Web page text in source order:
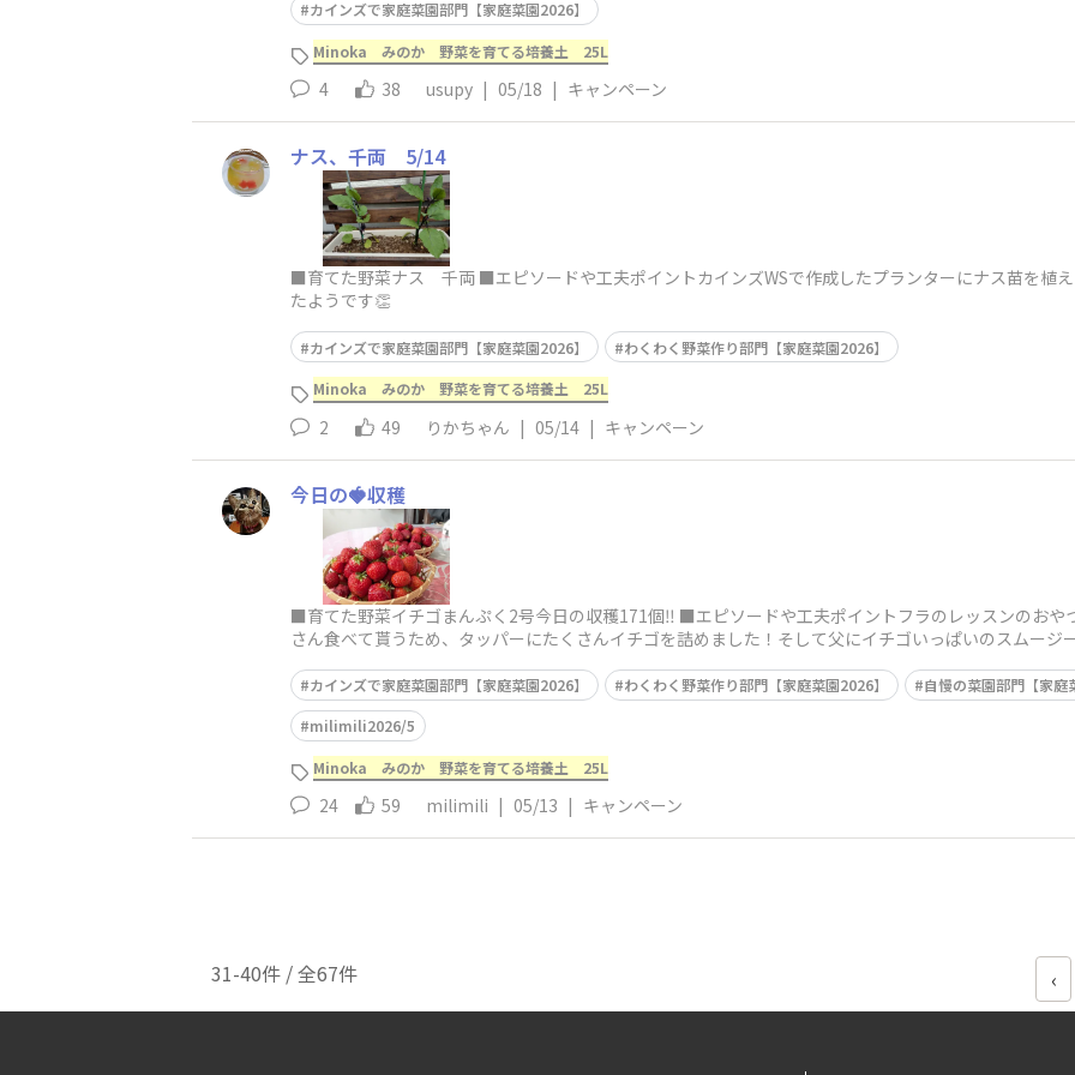
カインズで家庭菜園部門【家庭菜園2026】
Minoka みのか 野菜を育てる培養土 25L
4 38 usupy | 05/18 | キャンペーン
ナス、千両 5/14
■育てた野菜ナス 千両 ■エピソードや工夫ポイントカインズWSで作成したプランターにナス苗を植
たようです👏
カインズで家庭菜園部門【家庭菜園2026】 わくわく野菜作り部門【家庭菜園2026】
Minoka みのか 野菜を育てる培養土 25L
2 49 りかちゃん | 05/14 | キャンペーン
今日の🍓収穫
■育てた野菜イチゴまんぷく2号今日の収穫171個‼️ ■エピソードや工夫ポイントフラのレッスンのおや
さん食べて貰うため、タッパーにたくさんイチゴを詰めました！そして父にイチゴいっぱいのスムージ
カインズで家庭菜園部門【家庭菜園2026】 わくわく野菜作り部門【家庭菜園2026】 自慢の菜園部門【家庭
milimili2026/5
Minoka みのか 野菜を育てる培養土 25L
24 59 milimili | 05/13 | キャンペーン
31-40件 / 全67件 ‹